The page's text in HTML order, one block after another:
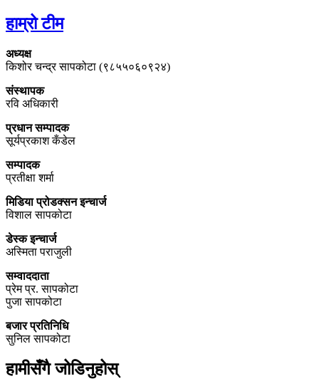
हाम्रो टीम
अध्यक्ष
किशोर चन्द्र सापकोटा (९८५५०६०९२४)
संस्थापक
रवि अधिकारी
प्रधान सम्पादक
सूर्यप्रकाश कँडेल
सम्पादक
प्रतीक्षा शर्मा
मिडिया प्रोडक्सन इन्चार्ज
विशाल सापकोटा
डेस्क इन्चार्ज
अस्मिता पराजुली
सम्वाददाता
प्रेम प्र. सापकोटा
पुजा सापकोटा
बजार प्रतिनिधि
सुनिल सापकोटा
हामीसँगै जोडिनुहोस्